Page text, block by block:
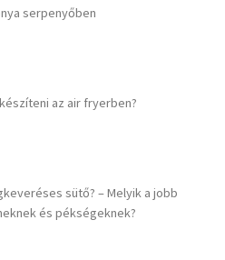
serpenyőben
az air fryerben?
sütő? – Melyik a jobb
és pékségeknek?